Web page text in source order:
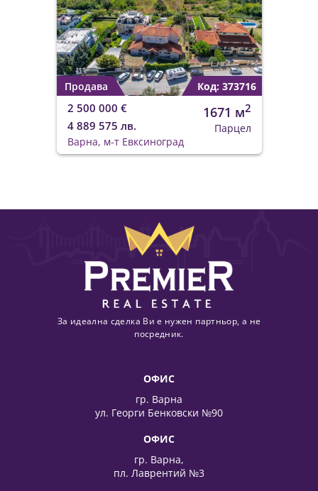
Продава Код: 373716
2 500 000 €
4 889 575 лв.
1671 м2
Парцел
Варна, м-т Евксиноград
За идеална сделка Ви е нужен партньор, а не
посредник.
ОФИС
гр. Варна
ул. Георги Бенковски №90
ОФИС
гр. Варна,
пл. Лаврентий №3